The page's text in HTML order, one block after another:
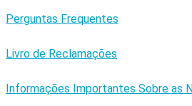
Perguntas Frequentes
Livro de Reclamações
Informações Importantes Sobre as